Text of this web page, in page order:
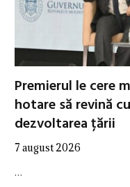
Premierul le cere
hotare să revină
dezvoltarea țării
7 august 2026
…